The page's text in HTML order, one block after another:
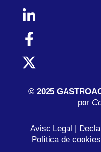
© 2025
porC
Aviso Legal |
Política de cookies